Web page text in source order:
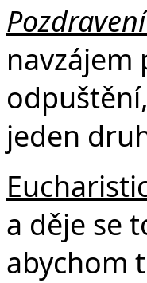
navzájem
jeden
a děje se
abychom